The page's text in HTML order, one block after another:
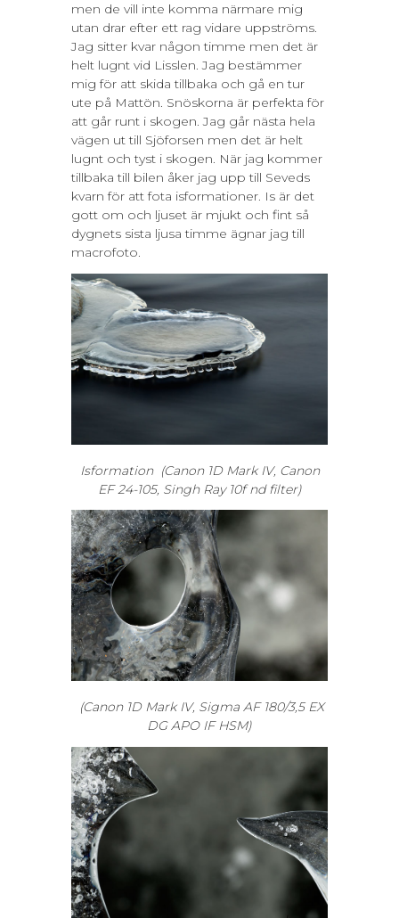
men de vill inte komma närmare mig
utan drar efter ett rag vidare uppströms.
Jag sitter kvar någon timme men det är
helt lugnt vid Lisslen. Jag bestämmer
mig för att skida tillbaka och gå en tur
ute på Mattön. Snöskorna är perfekta för
att går runt i skogen. Jag går nästa hela
vägen ut till Sjöforsen men det är helt
lugnt och tyst i skogen. När jag kommer
tillbaka till bilen åker jag upp till Seveds
kvarn för att fota isformationer. Is är det
gott om och ljuset är mjukt och fint så
dygnets sista ljusa timme ägnar jag till
macrofoto.
Isformation (Canon 1D Mark IV, Canon
EF 24-105, Singh Ray 10fnd filter)
(Canon 1D Mark IV, Sigma AF 180/3,5 EX
DG APO IF HSM)